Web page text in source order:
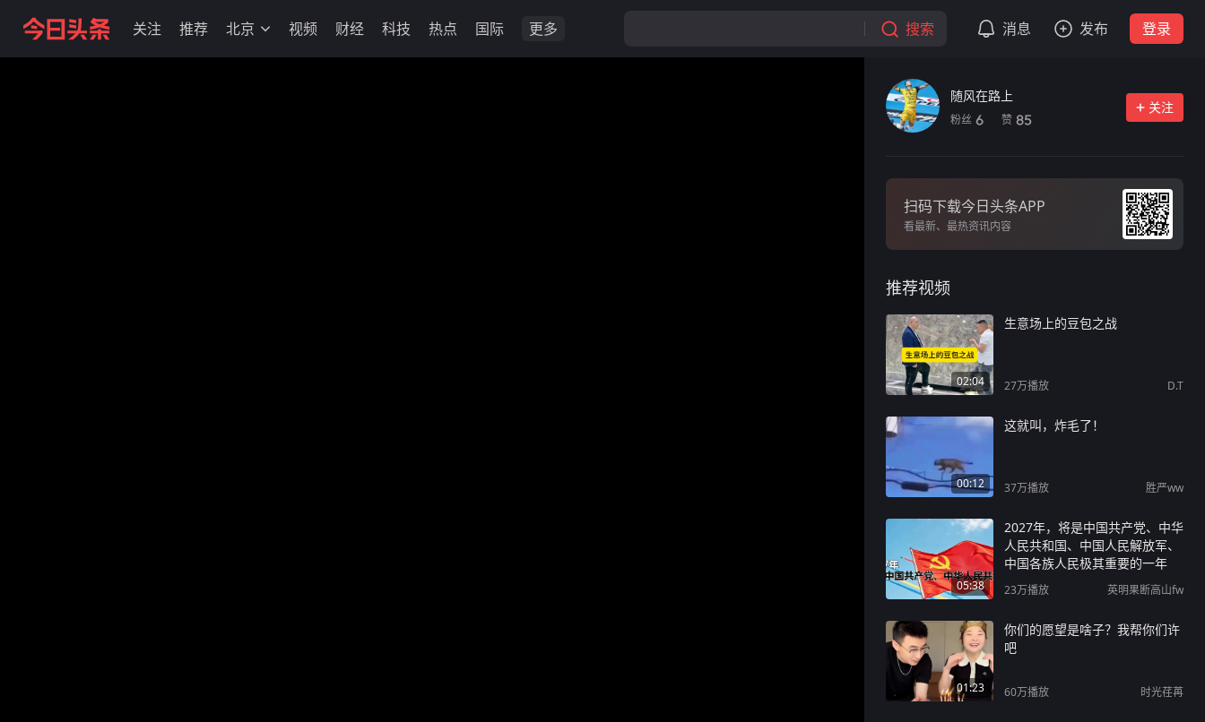
关注 推荐 北京 视频 财经 科技 热点 国际 更多 搜索 消息 发布 登录
随风在路上
粉丝 6 赞 85
关注
扫码下载今日头条APP
看最新、最热资讯内容
推荐视频
02:04
生意场上的豆包之战
27万播放 D.T
00:12
这就叫，炸毛了！
37万播放 胜严ww
05:38
2027年，将是中国共产党、中华
人民共和国、中国人民解放军、
中国各族人民极其重要的一年
23万播放 英明果断高山fw
01:23
你们的愿望是啥子？我帮你们许
吧
60万播放 时光荏苒